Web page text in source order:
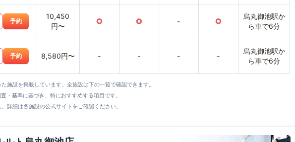
予約
10,450
円〜
○ ○ - ○
烏丸御池駅か
ら車で6分
予約 8,580円〜 - - - -
烏丸御池駅か
ら車で6分
施設を掲載しています。全施設は下の一覧で確認できます。
・基準に基づき、特におすすめする項目です。
詳細は各施設の公式サイトをご確認ください。